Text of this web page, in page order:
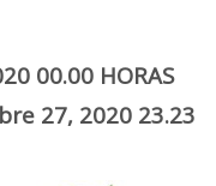
00.00 HORAS
27, 2020 23.23